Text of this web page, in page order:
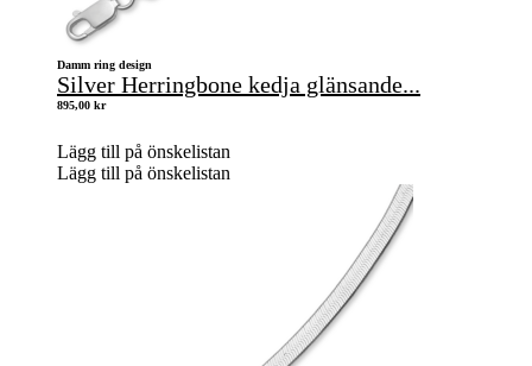
Damm ring design
Silver Herringbone kedja glänsande...
895,00 kr
Lägg till på önskelistan
Lägg till på önskelistan